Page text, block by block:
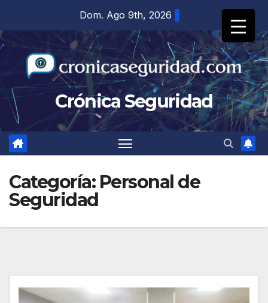
contenido
Dom. Ago 9th, 2026
Crónica Seguridad
Categoría: Personal de
Seguridad